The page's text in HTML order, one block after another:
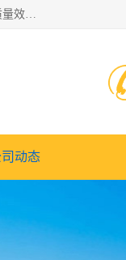
“专精特新”中小企业是指经省工业和信息化厅认定，专注于细分市场、掌握关键核心技术、创新能力强、市场占有率高、质量效益优，在专业化、精细化、特色化、新颖化等方面表现突出的中小企业。
动态